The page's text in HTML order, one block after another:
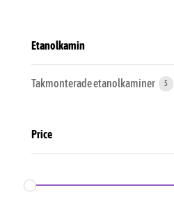
Etanolkamin
Takmonterade etanolkaminer 5
Price